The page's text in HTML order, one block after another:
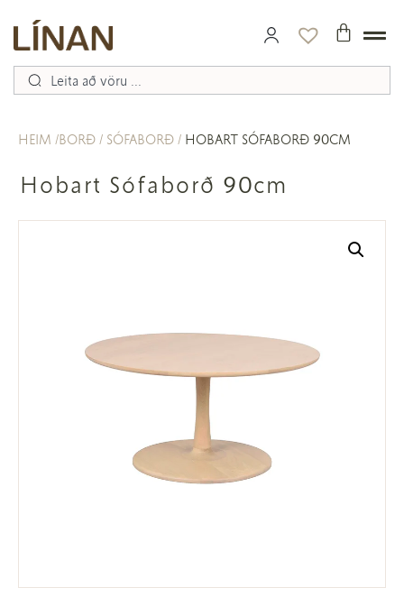
HEIM BORÐ SÓFABORÐ HOBART SÓFABORÐ 90CM
Hobart Sófaborð 90cm